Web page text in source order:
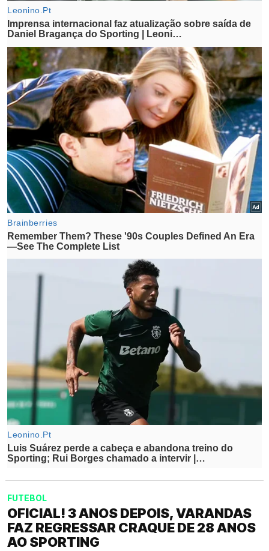
FUTEBOL
OFICIAL! 3 ANOS DEPOIS, VARANDAS
FAZ REGRESSAR CRAQUE DE 28 ANOS
AO SPORTING